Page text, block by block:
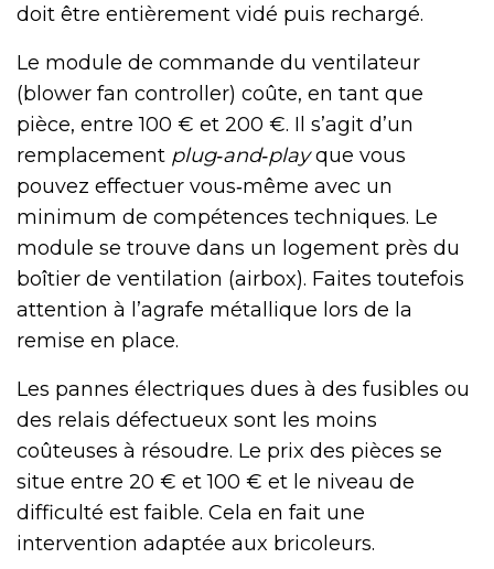
doit être entièrement vidé puis rechargé.
Le module de commande du ventilateur
(blower fan controller) coûte, en tant que
pièce, entre 100 € et 200 €. Il s’agit d’un
remplacement plug‑and‑playque vous
pouvez effectuer vous‑même avec un
minimum de compétences techniques. Le
module se trouve dans un logement près du
boîtier de ventilation (airbox). Faites toutefois
attention à l’agrafe métallique lors de la
remise en place.
Les pannes électriques dues à des fusibles ou
des relais défectueux sont les moins
coûteuses à résoudre. Le prix des pièces se
situe entre 20 € et 100 € et le niveau de
difficulté est faible. Cela en fait une
intervention adaptée aux bricoleurs.